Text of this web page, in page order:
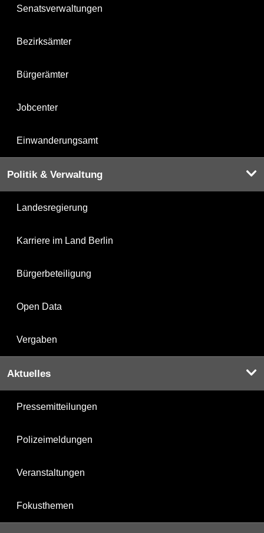
Senatsverwaltungen
Bezirksämter
Bürgerämter
Jobcenter
Einwanderungsamt
Politik & Verwaltung
Landesregierung
Karriere im Land Berlin
Bürgerbeteiligung
Open Data
Vergaben
Aktuelles
Pressemitteilungen
Polizeimeldungen
Veranstaltungen
Fokusthemen